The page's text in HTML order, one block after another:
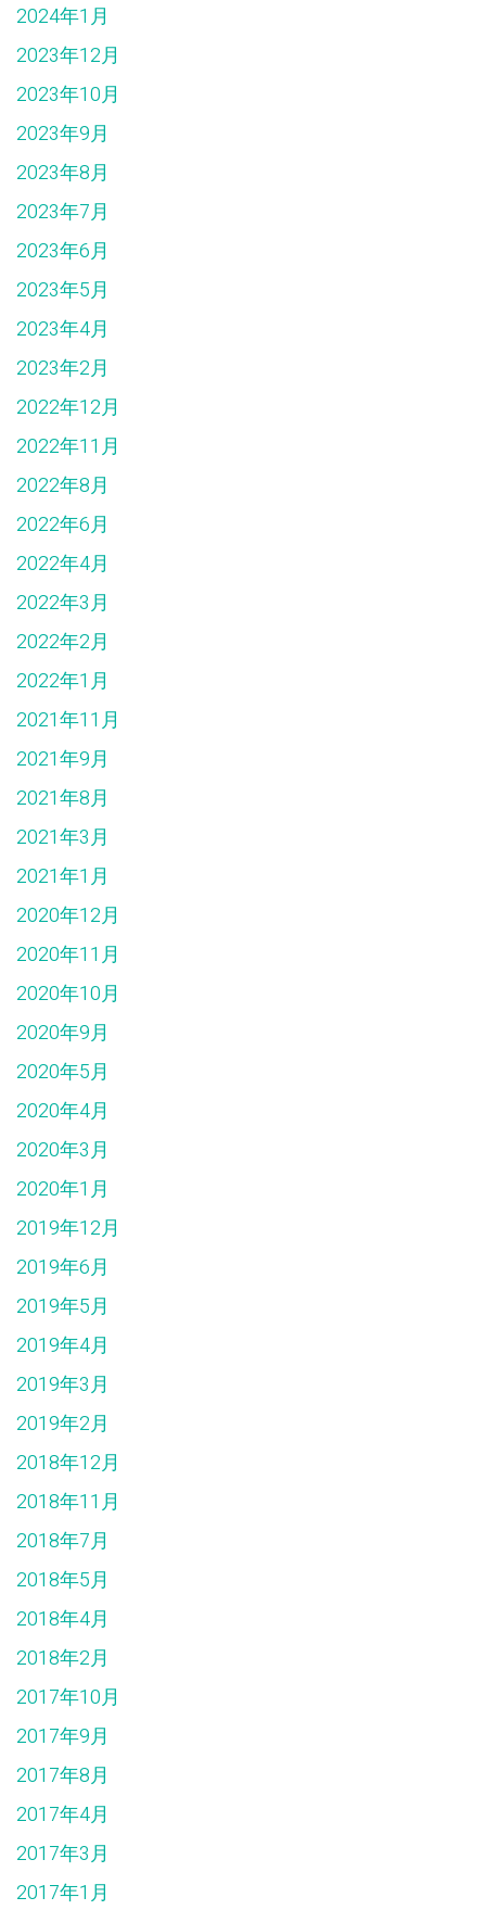
2024年1月
2023年12月
2023年10月
2023年9月
2023年8月
2023年7月
2023年6月
2023年5月
2023年4月
2023年2月
2022年12月
2022年11月
2022年8月
2022年6月
2022年4月
2022年3月
2022年2月
2022年1月
2021年11月
2021年9月
2021年8月
2021年3月
2021年1月
2020年12月
2020年11月
2020年10月
2020年9月
2020年5月
2020年4月
2020年3月
2020年1月
2019年12月
2019年6月
2019年5月
2019年4月
2019年3月
2019年2月
2018年12月
2018年11月
2018年7月
2018年5月
2018年4月
2018年2月
2017年10月
2017年9月
2017年8月
2017年4月
2017年3月
2017年1月